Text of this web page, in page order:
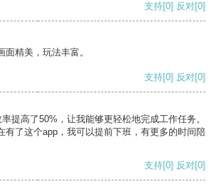
支持[0] 反对[0]
精美，玩法丰富。
支持[0] 反对[0]
提高了50%，让我能够更轻松地完成工作任务。
有了这个app，我可以提前下班，有更多的时间陪
支持[0] 反对[0]